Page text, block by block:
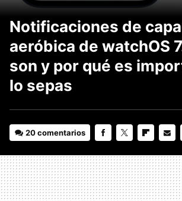
Notificaciones de
aeróbica de watchOS
son y por qué es
lo sepas
20 comentarios
MAIL